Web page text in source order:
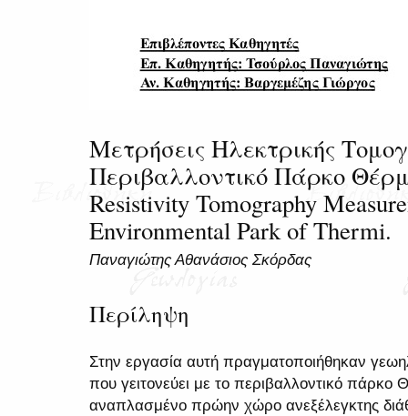
Μετρήσεις Ηλεκτρικής
Περιβαλλοντικό Πάρκο
Resistivity Tomography
Environmental Park of Thermi.
Παναγιώτης Αθανάσιος Σκόρδας
Περίληψη
Στην εργασία αυτή πραγματοποιήθηκαν
που γειτονεύει με το περιβαλλοντικό πάρκο
αναπλασμένο πρώην χώρο ανεξέλεγκτης